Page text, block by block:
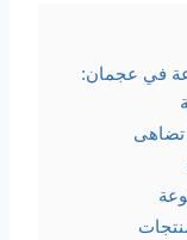
في عجمان:
تضاهى